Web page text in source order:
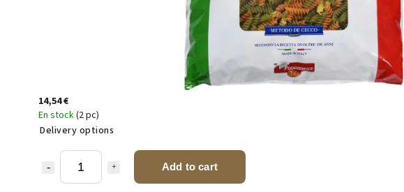
14,54 €
En stock(2 pc)
Delivery options
Add to cart